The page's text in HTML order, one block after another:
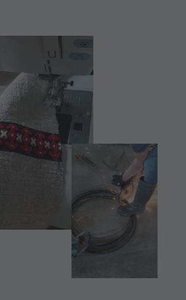
&
Tandemfliegen
Helikopterflug
Skyscraper